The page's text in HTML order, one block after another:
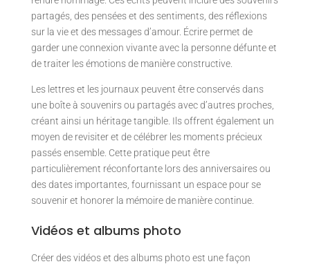
partagés, des pensées et des sentiments, des réflexions
sur la vie et des messages d’amour. Écrire permet de
garder une connexion vivante avec la personne défunte et
de traiter les émotions de manière constructive.
Les lettres et les journaux peuvent être conservés dans
une boîte à souvenirs ou partagés avec d’autres proches,
créant ainsi un héritage tangible. Ils offrent également un
moyen de revisiter et de célébrer les moments précieux
passés ensemble. Cette pratique peut être
particulièrement réconfortante lors des anniversaires ou
des dates importantes, fournissant un espace pour se
souvenir et honorer la mémoire de manière continue.
Vidéos et albums photo
Créer des vidéos et des albums photo est une façon